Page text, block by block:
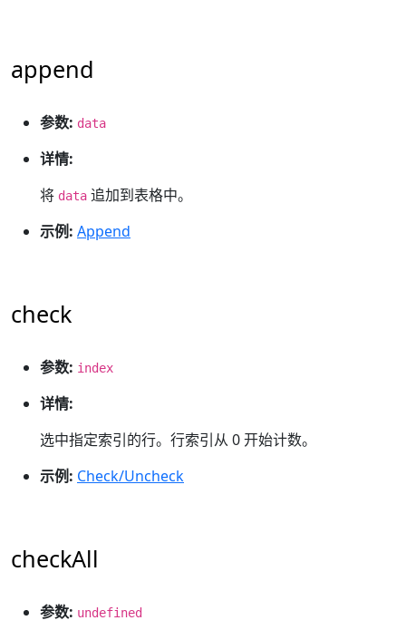
append
参数: data
详情:
将 data 追加到表格中。
示例: Append
check
参数: index
详情:
选中指定索引的行。行索引从 0 开始计数。
示例: Check/Uncheck
checkAll
参数: undefined